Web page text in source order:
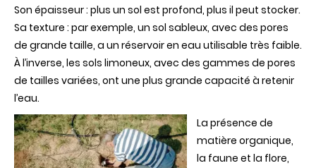
Son épaisseur : plus un sol est profond, plus il peut stocker.
Sa texture : par exemple, un sol sableux, avec des pores
de grande taille, a un réservoir en eau utilisable très faible.
À l’inverse, les sols limoneux, avec des gammes de pores
de tailles variées, ont une plus grande capacité à retenir
l’eau.
La présence de
matière organique,
la faune et la flore,